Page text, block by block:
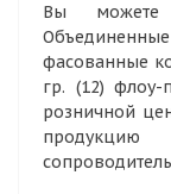
Вы можете
фасованные
гр. (12) флоу-
розничной